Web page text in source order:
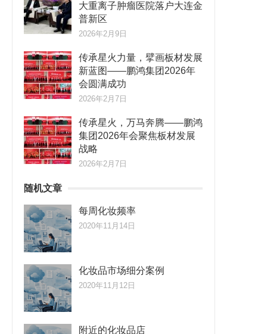
大重离子肿瘤医院落户大连金
普新区
2026年2月9日
传承星火力量，擘画板材发展
新蓝图——鹏鸿集团2026年
会圆满成功
2026年2月7日
传承星火，万马奔腾——鹏鸿
集团2026年会聚焦板材发展
战略
2026年2月7日
随机文章
每周化妆频率
2020年11月14日
化妆品市场细分案例
2020年11月12日
附近的化妆品店